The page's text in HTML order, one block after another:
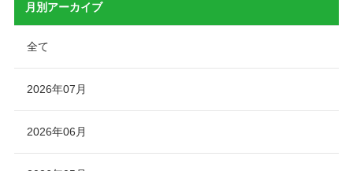
月別アーカイブ
全て
2026年07月
2026年06月